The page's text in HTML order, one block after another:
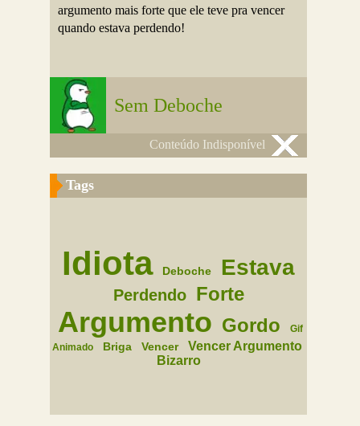
argumento mais forte que ele teve pra vencer
quando estava perdendo!
Sem Deboche
Conteúdo Indisponível
Tags
Idiota Deboche Estava
Perdendo Forte
Argumento Gordo
Gif
Animado
Briga Vencer
Vencer Argumento
Bizarro